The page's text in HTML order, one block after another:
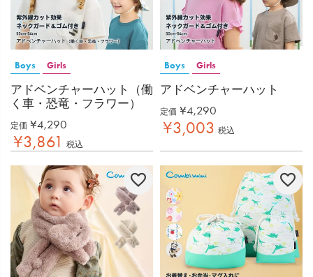
Boys Girls
アドベンチャーハット（働
く車・恐竜・フラワー）
定価 ¥4,290
¥3,861 税込
Boys Girls
アドベンチャーハット
定価 ¥4,290
¥3,003 税込